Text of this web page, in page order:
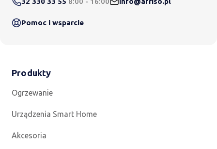
Pomoc i wsparcie
Produkty
Ogrzewanie
Urządzenia Smart Home
Akcesoria